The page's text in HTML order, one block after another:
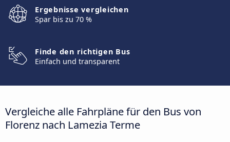
Ergebnisse vergleichen
Spar bis zu 70 %
Finde den richtigen Bus
Einfach und transparent
Vergleiche alle Fahrpläne für den Bus von
Florenz nach Lamezia Terme